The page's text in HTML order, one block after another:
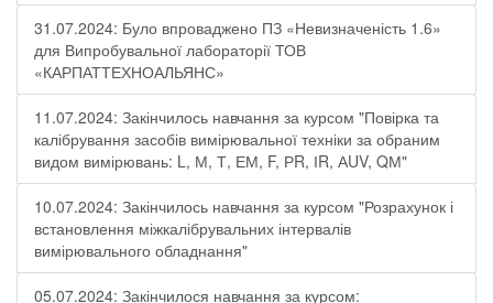
31.07.2024: Було впроваджено ПЗ «Невизначеність 1.6»
для Випробувальної лабораторії ТОВ
«КАРПАТТЕХНОАЛЬЯНС»
11.07.2024: Закінчилось навчання за курсом "Повірка та
калібрування засобів вимірювальної техніки за обраним
видом вимірювань: L, М, Т, ЕМ, F, РR, ІR, АUV, QМ"
10.07.2024: Закінчилось навчання за курсом "Розрахунок і
встановлення міжкалібрувальних інтервалів
вимірювального обладнання"
05.07.2024: Закінчилося навчання за курсом: